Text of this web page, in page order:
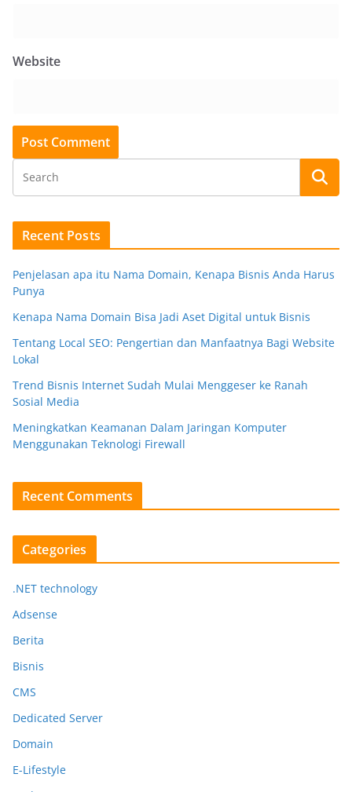
Website
Recent Posts
Penjelasan apa itu Nama Domain, Kenapa Bisnis Anda Harus
Punya
Kenapa Nama Domain Bisa Jadi Aset Digital untuk Bisnis
Tentang Local SEO: Pengertian dan Manfaatnya Bagi Website
Lokal
Trend Bisnis Internet Sudah Mulai Menggeser ke Ranah
Sosial Media
Meningkatkan Keamanan Dalam Jaringan Komputer
Menggunakan Teknologi Firewall
Recent Comments
Categories
.NET technology
Adsense
Berita
Bisnis
CMS
Dedicated Server
Domain
E-Lifestyle